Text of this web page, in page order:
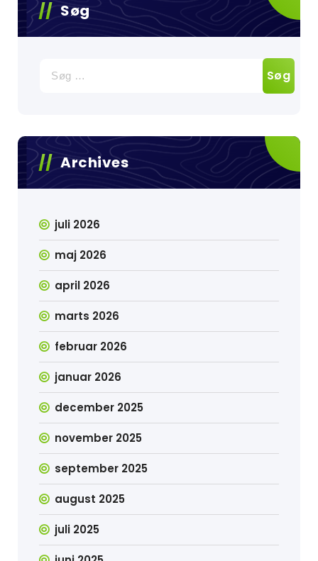
Søg
efter:
Archives
juli 2026
maj 2026
april 2026
marts 2026
februar 2026
januar 2026
december 2025
november 2025
september 2025
august 2025
juli 2025